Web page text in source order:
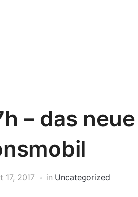
– das neue
17, 2017 in Uncategorized